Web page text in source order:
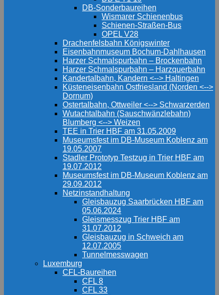
DB-Sonderbaureihen
Wismarer Schienenbus
Schienen-Straßen-Bus
OPEL V28
Drachenfelsbahn Königswinter
Eisenbahnmuseum Bochum-Dahlhausen
Harzer Schmalspurbahn – Brockenbahn
Harzer Schmalspurbahn – Harzquerbahn
Kandertalbahn, Kandern <--> Haltingen
Küsteneisenbahn Ostfriesland (Norden <-->
Dornum)
Ostertalbahn, Ottweiler <--> Schwarzerden
Wutachtalbahn (Sauschwänzlebahn)
Blumberg <--> Weizen
TEE in Trier HBF am 31.05.2009
Museumsfest im DB-Museum Koblenz am
19.05.2007
Stadler Prototyp Testzug in Trier HBF am
19.07.2012
Museumsfest im DB-Museum Koblenz am
29.09.2012
Netzinstandhaltung
Gleisbauzug Saarbrücken HBF am
05.06.2024
Gleismesszug Trier HBF am
31.07.2012
Gleisbauzug in Schweich am
12.07.2005
Tunnelmesswagen
Luxemburg
CFL-Baureihen
CFL 8
CFL 33